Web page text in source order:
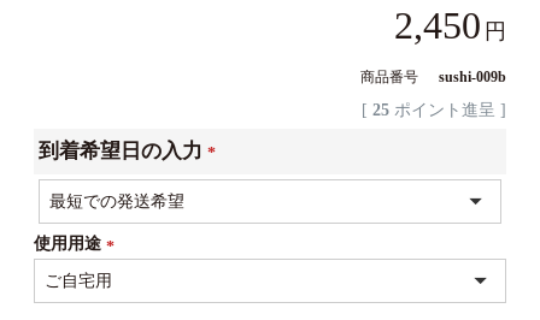
2,450
商品番号 sushi-009b
[ 25 ポイント進呈 ]
到着希望日の入力
(必
須)
使用用途
(必
須)